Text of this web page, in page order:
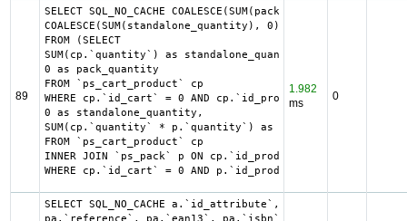
89
SELECT SQL_NO_CACHE COALESCE(SUM(pack_quantity), 0) as
COALESCE(SUM(standalone_quantity), 0) as
FROM (SELECT
SUM(cp.`quantity`) as standalone_quantity,
0 as pack_quantity
FROM `ps_cart_product` cp
WHERE cp.`id_cart` = 0 AND cp.`id_product` = 2272 UNION
0 as standalone_quantity,
SUM(cp.`quantity` * p.`quantity`) as pack_quantity
FROM `ps_cart_product` cp
INNER JOIN `ps_pack` p ON cp.`id_product` =
WHERE cp.`id_cart` = 0 AND p.`id_product_item` = 2272)
1.982
ms
0
SELECT SQL_NO_CACHE a.`id_attribute`,
pa.`reference`, pa.`ean13`, pa.`isbn`, pa.`upc`,